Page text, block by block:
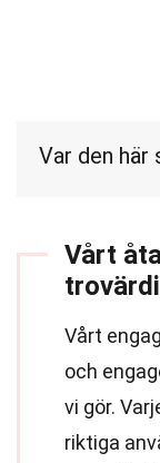
Var den här
Vårt
Vårt
och
vi gör.
riktiga